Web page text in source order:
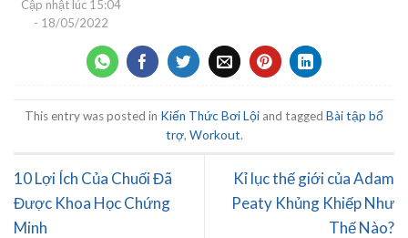
Cập nhật lúc 15:04
- 18/05/2022
This entry was posted in Kiến Thức Bơi Lội and tagged Bài tập bổ
trợ, Workout.
10 Lợi Ích Của Chuối Đã
Được Khoa Học Chứng
Minh
Kỉ lục thế giới của Adam
Peaty Khủng Khiếp Như
Thế Nào?